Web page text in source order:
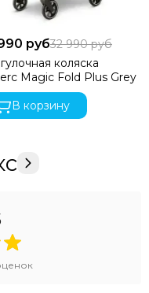
руб32 990 руб
коляска
Magic Fold Plus Grey
В корзину